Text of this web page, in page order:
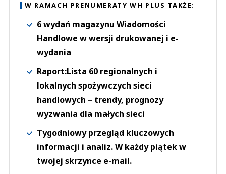
W RAMACH PRENUMERATY WH PLUS TAKŻE:
6 wydań magazynu Wiadomości
Handlowe w wersji drukowanej i e-
wydania
Raport:Lista 60 regionalnych i
lokalnych spożywczych sieci
handlowych – trendy, prognozy
wyzwania dla małych sieci
Tygodniowy przegląd kluczowych
informacji i analiz. W każdy piątek w
twojej skrzynce e-mail.